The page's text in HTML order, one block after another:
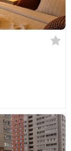
137300 ₽/м²